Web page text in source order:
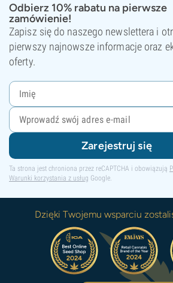
Odbierz 10% rabatu na pierwsze
zamówienie!
Zapisz się do naszego newslettera i
pierwszy najnowsze informacje oraz
oferty.
Zarejestruj się
Ta strona jest chroniona przez reCAPTCHA i obowiązują
Warunki korzystania z usług Google.
Dzięki Twojemu wsparciu